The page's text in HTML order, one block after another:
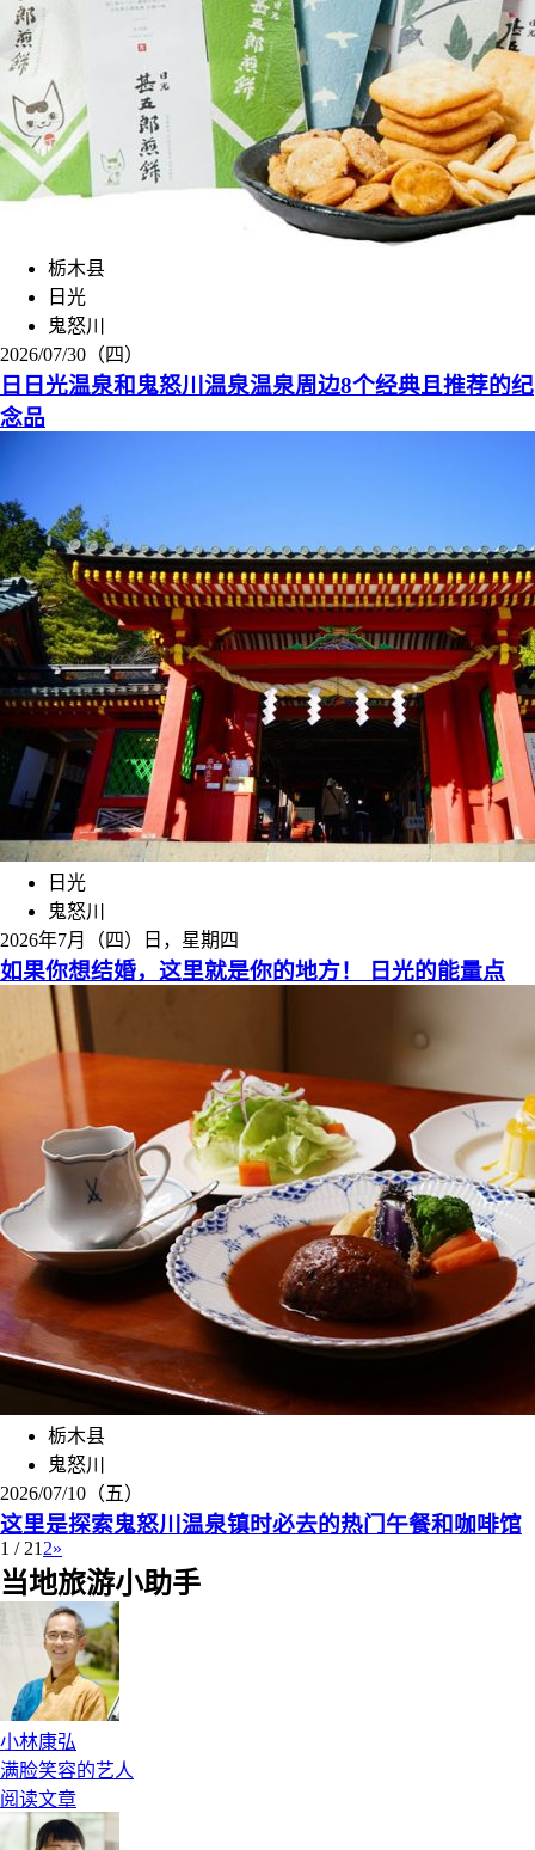
栃木县
日光
鬼怒川
2026/07/30（四）
日日光温泉和鬼怒川温泉温泉周边8个经典且推荐的纪
念品
日光
鬼怒川
2026年7月（四）日，星期四
如果你想结婚，这里就是你的地方！ 日光的能量点
栃木县
鬼怒川
2026/07/10（五）
这里是探索鬼怒川温泉镇时必去的热门午餐和咖啡馆
1 / 21 2»
当地旅游小助手
小林康弘
满脸笑容的艺人
阅读文章